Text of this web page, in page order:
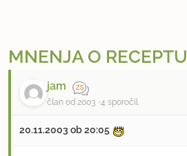
MNENJA O RECEPTU
jam
član od 2003 4 sporočil
20.11.2003 ob 20:05